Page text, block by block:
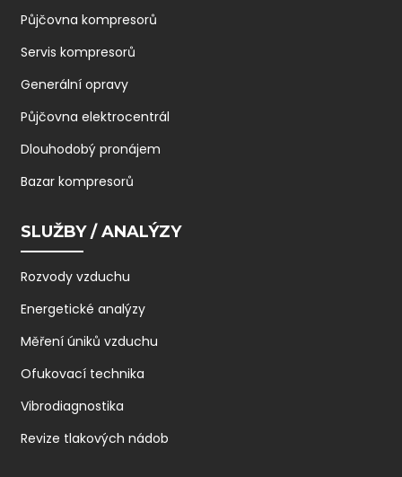
Půjčovna kompresorů
Servis kompresorů
Generální opravy
Půjčovna elektrocentrál
Dlouhodobý pronájem
Bazar kompresorů
SLUŽBY / ANALÝZY
Rozvody vzduchu
Energetické analýzy
Měření úniků vzduchu
Ofukovací technika
Vibrodiagnostika
Revize tlakových nádob